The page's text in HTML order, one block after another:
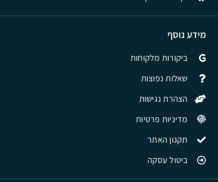
מידע נוסף
ביקורות מלקוחות
שאלות נפוצות
הצהרת נגישות
מדיניות פרטיות
תקנון האתר
ביטול עסקה